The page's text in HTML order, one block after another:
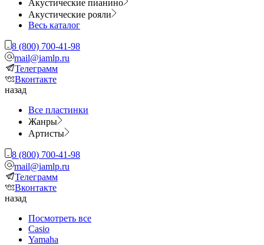
Акустические пианино
Акустические рояли
Весь каталог
8 (800) 700-41-98
mail@iamlp.ru
Телеграмм
Вконтакте
назад
Все пластинки
Жанры
Артисты
8 (800) 700-41-98
mail@iamlp.ru
Телеграмм
Вконтакте
назад
Посмотреть все
Casio
Yamaha